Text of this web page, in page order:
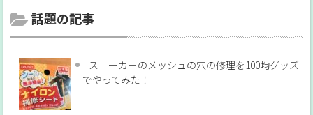
話題の記事
スニーカーのメッシュの穴の修理を100均グッズ
でやってみた！